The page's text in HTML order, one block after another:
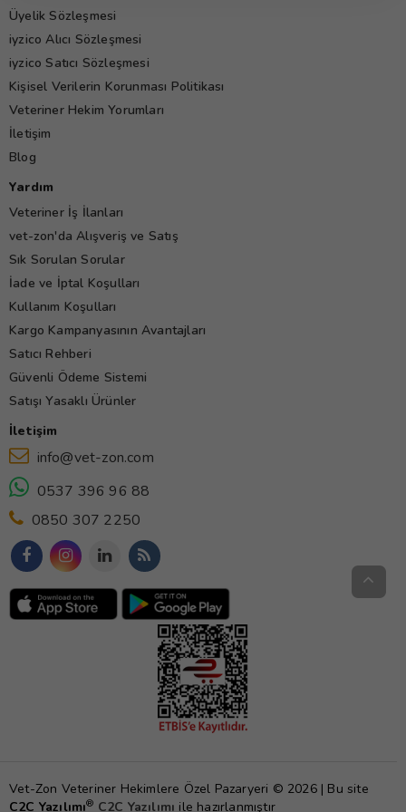
Üyelik Sözleşmesi
iyzico Alıcı Sözleşmesi
iyzico Satıcı Sözleşmesi
Kişisel Verilerin Korunması Politikası
Veteriner Hekim Yorumları
İletişim
Blog
Yardım
Veteriner İş İlanları
vet-zon'da Alışveriş ve Satış
Sık Sorulan Sorular
İade ve İptal Koşulları
Kullanım Koşulları
Kargo Kampanyasının Avantajları
Satıcı Rehberi
Güvenli Ödeme Sistemi
Satışı Yasaklı Ürünler
İletişim
info@vet-zon.com
0537 396 96 88
0850 307 2250
Vet-Zon Veteriner Hekimlere Özel Pazaryeri © 2026 | Bu site
C2C Yazılımı® C2C Yazılımı ile hazırlanmıştır